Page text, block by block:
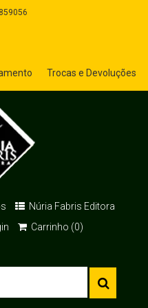
Trocas e Devoluções
Núria Fabris Editora
Carrinho (0)